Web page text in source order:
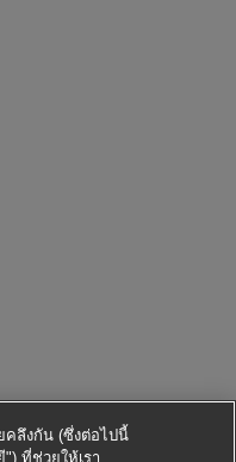
คลึงกัน (ซึ่งต่อไปนี้
ที่ช่วยให้เรา